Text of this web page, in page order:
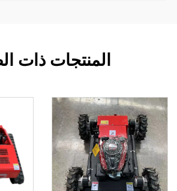
المنتجات ذات الصلة